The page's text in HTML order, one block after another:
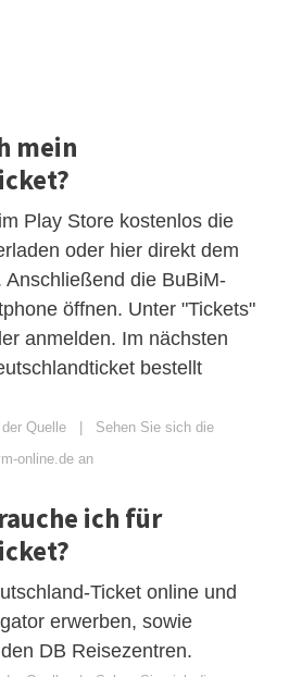
mein
Play Store kostenlos die
oder hier direkt dem
Anschließend die BuBiM-
öffnen. Unter "Tickets"
anmelden. Im nächsten
bestellt
Quelle | Sehen Sie sich die
online.de an
ich für
Ticket online und
erwerben, sowie
DB Reisezentren.